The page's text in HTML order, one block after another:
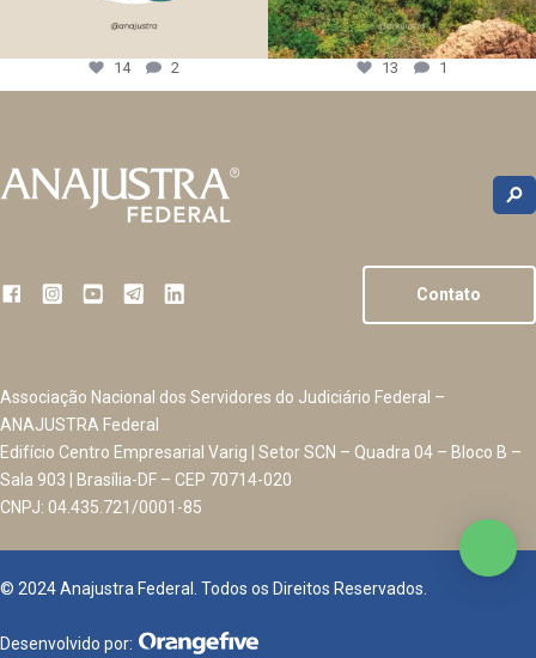
14 2 13 1
Contato
Associação Nacional dos Servidores do Judiciário Federal –
ANAJUSTRA Federal
Edifício Centro Empresarial Varig | Setor SCN – Quadra 04 – Bloco B –
Sala 903 | Brasília-DF – CEP 70714-020
CNPJ: 04.435.721/0001-85
© 2024 Anajustra Federal. Todos os Direitos Reservados.
Desenvolvido por: